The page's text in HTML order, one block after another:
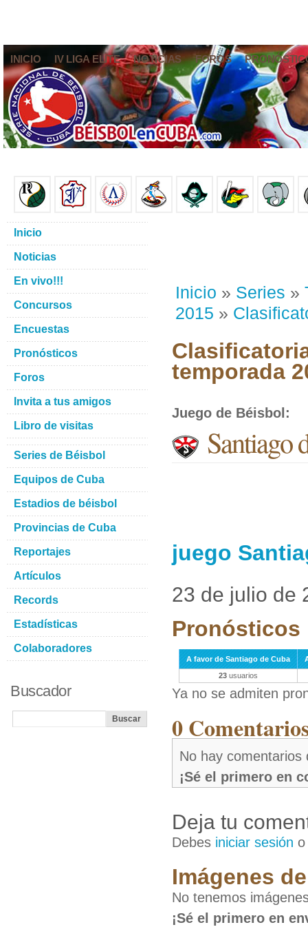
INICIO IV LIGA ELITE NOTICIAS FOROS
Inicio » Series »
2015 »
temporada
Juego de Béisbol :
Santiago
juego
23 de julio de
Pronósticos
A favor de Santiago de Cuba
23 usuarios
Ya no se admiten
0
No hay comentarios
¡Sé el primero en
Deja tu
Debes iniciar sesión
Imágenes
No tenemos
¡Sé el primero en
Inicio
Noticias
En vivo!!!
Concursos
Encuestas
Pronósticos
Foros
Invita a tus amigos
Libro de visitas
Series de Béisbol
Equipos de Cuba
Estadios de béisbol
Provincias de Cuba
Reportajes
Artículos
Records
Estadísticas
Colaboradores
Buscador